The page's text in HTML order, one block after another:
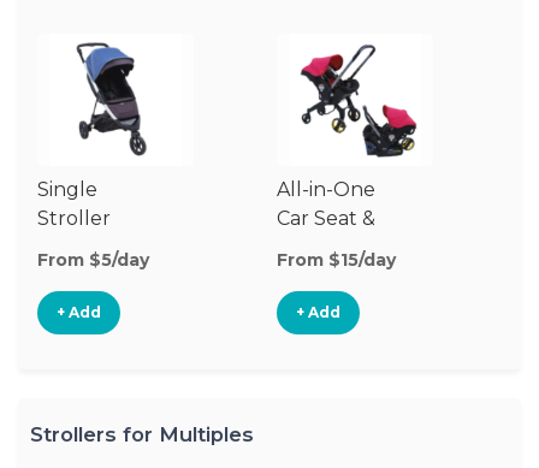
Single
Stroller
From $5/day
+ Add
All-in-One
Car Seat &
Stroller
From $15/day
+ Add
Strollers for Multiples